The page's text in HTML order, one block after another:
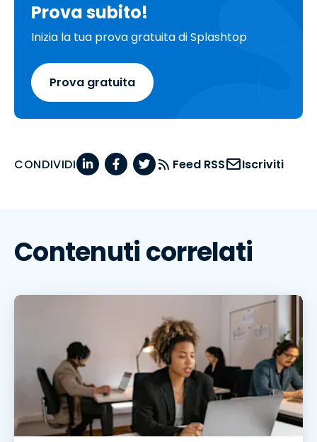
Prova subito!
Inizia la tua prova gratuita di Splashtop
Prova gratuita
CONDIVIDI Feed RSS Iscriviti
Contenuti correlati